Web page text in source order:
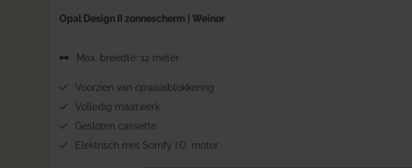
Opal Design II zonnescherm | Weinor
Max. breedte: 12 meter
Voorzien van opwaaiblokkering
Volledig maatwerk
Gesloten cassette
Elektrisch met Somfy I.O. motor